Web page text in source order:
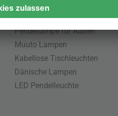
Beliebte Leuchten
Pendellampe für Außen
Muuto Lampen
Kabellose Tischleuchten
Dänische Lampen
LED Pendelleuchte